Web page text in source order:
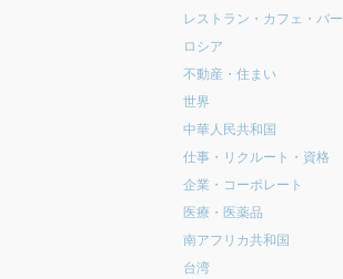
レストラン・カフェ・バー
ロシア
不動産・住まい
世界
中華人民共和国
仕事・リクルート・資格
企業・コーポレート
医療・医薬品
南アフリカ共和国
台湾